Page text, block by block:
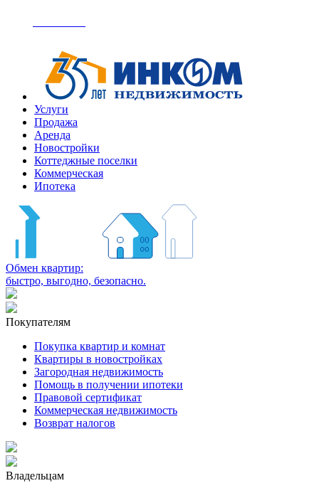
Услуги
Продажа
Аренда
Новостройки
Коттеджные поселки
Коммерческая
Ипотека
Обмен квартир:
быстро, выгодно, безопасно.
Покупателям
Покупка квартир и комнат
Квартиры в новостройках
Загородная недвижимость
Помощь в получении ипотеки
Правовой сертификат
Коммерческая недвижимость
Возврат налогов
Владельцам